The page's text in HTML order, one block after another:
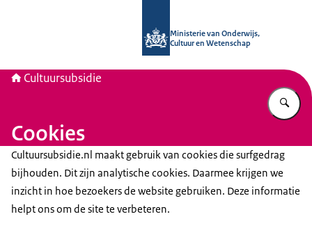
Ministerie van Onderwijs,
Cultuur en Wetenschap
Cultuursubsidie
Cookies
Cultuursubsidie.nl maakt gebruik van cookies die surfgedrag
bijhouden. Dit zijn analytische cookies. Daarmee krijgen we
inzicht in hoe bezoekers de website gebruiken. Deze informatie
helpt ons om de site te verbeteren.